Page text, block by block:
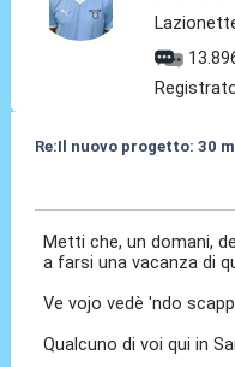
Re:Il nuovo progetto: 30
Metti che, un domani,
a farsi una vacanza di
Ve vojo vedè 'ndo
Qualcuno di voi qui in